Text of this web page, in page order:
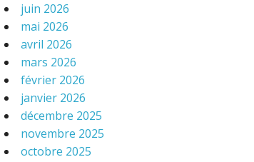
juin 2026
mai 2026
avril 2026
mars 2026
février 2026
janvier 2026
décembre 2025
novembre 2025
octobre 2025